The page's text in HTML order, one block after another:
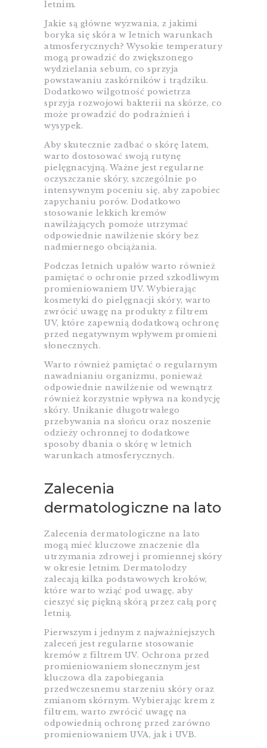
letnim.
Jakie są główne wyzwania, z jakimi
boryka się skóra w letnich warunkach
atmosferycznych? Wysokie temperatury
mogą prowadzić do zwiększonego
wydzielania sebum, co sprzyja
powstawaniu zaskórników i trądziku.
Dodatkowo wilgotność powietrza
sprzyja rozwojowi bakterii na skórze, co
może prowadzić do podrażnień i
wysypek.
Aby skutecznie zadbać o skórę latem,
warto dostosować swoją rutynę
pielęgnacyjną. Ważne jest regularne
oczyszczanie skóry, szczególnie po
intensywnym poceniu się, aby zapobiec
zapychaniu porów. Dodatkowo
stosowanie lekkich kremów
nawilżających pomoże utrzymać
odpowiednie nawilżenie skóry bez
nadmiernego obciążania.
Podczas letnich upałów warto również
pamiętać o ochronie przed szkodliwym
promieniowaniem UV. Wybierając
kosmetyki do pielęgnacji skóry, warto
zwrócić uwagę na produkty z filtrem
UV, które zapewnią dodatkową ochronę
przed negatywnym wpływem promieni
słonecznych.
Warto również pamiętać o regularnym
nawadnianiu organizmu, ponieważ
odpowiednie nawilżenie od wewnątrz
również korzystnie wpływa na kondycję
skóry. Unikanie długotrwałego
przebywania na słońcu oraz noszenie
odzieży ochronnej to dodatkowe
sposoby dbania o skórę w letnich
warunkach atmosferycznych.
Zalecenia
dermatologiczne na lato
Zalecenia dermatologiczne na lato
mogą mieć kluczowe znaczenie dla
utrzymania zdrowej i promiennej skóry
w okresie letnim. Dermatolodzy
zalecają kilka podstawowych kroków,
które warto wziąć pod uwagę, aby
cieszyć się piękną skórą przez całą porę
letnią.
Pierwszym i jednym z najważniejszych
zaleceń jest regularne stosowanie
kremów z filtrem UV. Ochrona przed
promieniowaniem słonecznym jest
kluczowa dla zapobiegania
przedwczesnemu starzeniu skóry oraz
zmianom skórnym. Wybierając krem z
filtrem, warto zwrócić uwagę na
odpowiednią ochronę przed zarówno
promieniowaniem UVA, jak i UVB.